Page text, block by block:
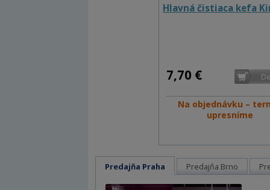
Hlavná čistiaca kefa
7,70 €
Na objednávku –
upresníme
Predajňa Praha Predajňa Brno